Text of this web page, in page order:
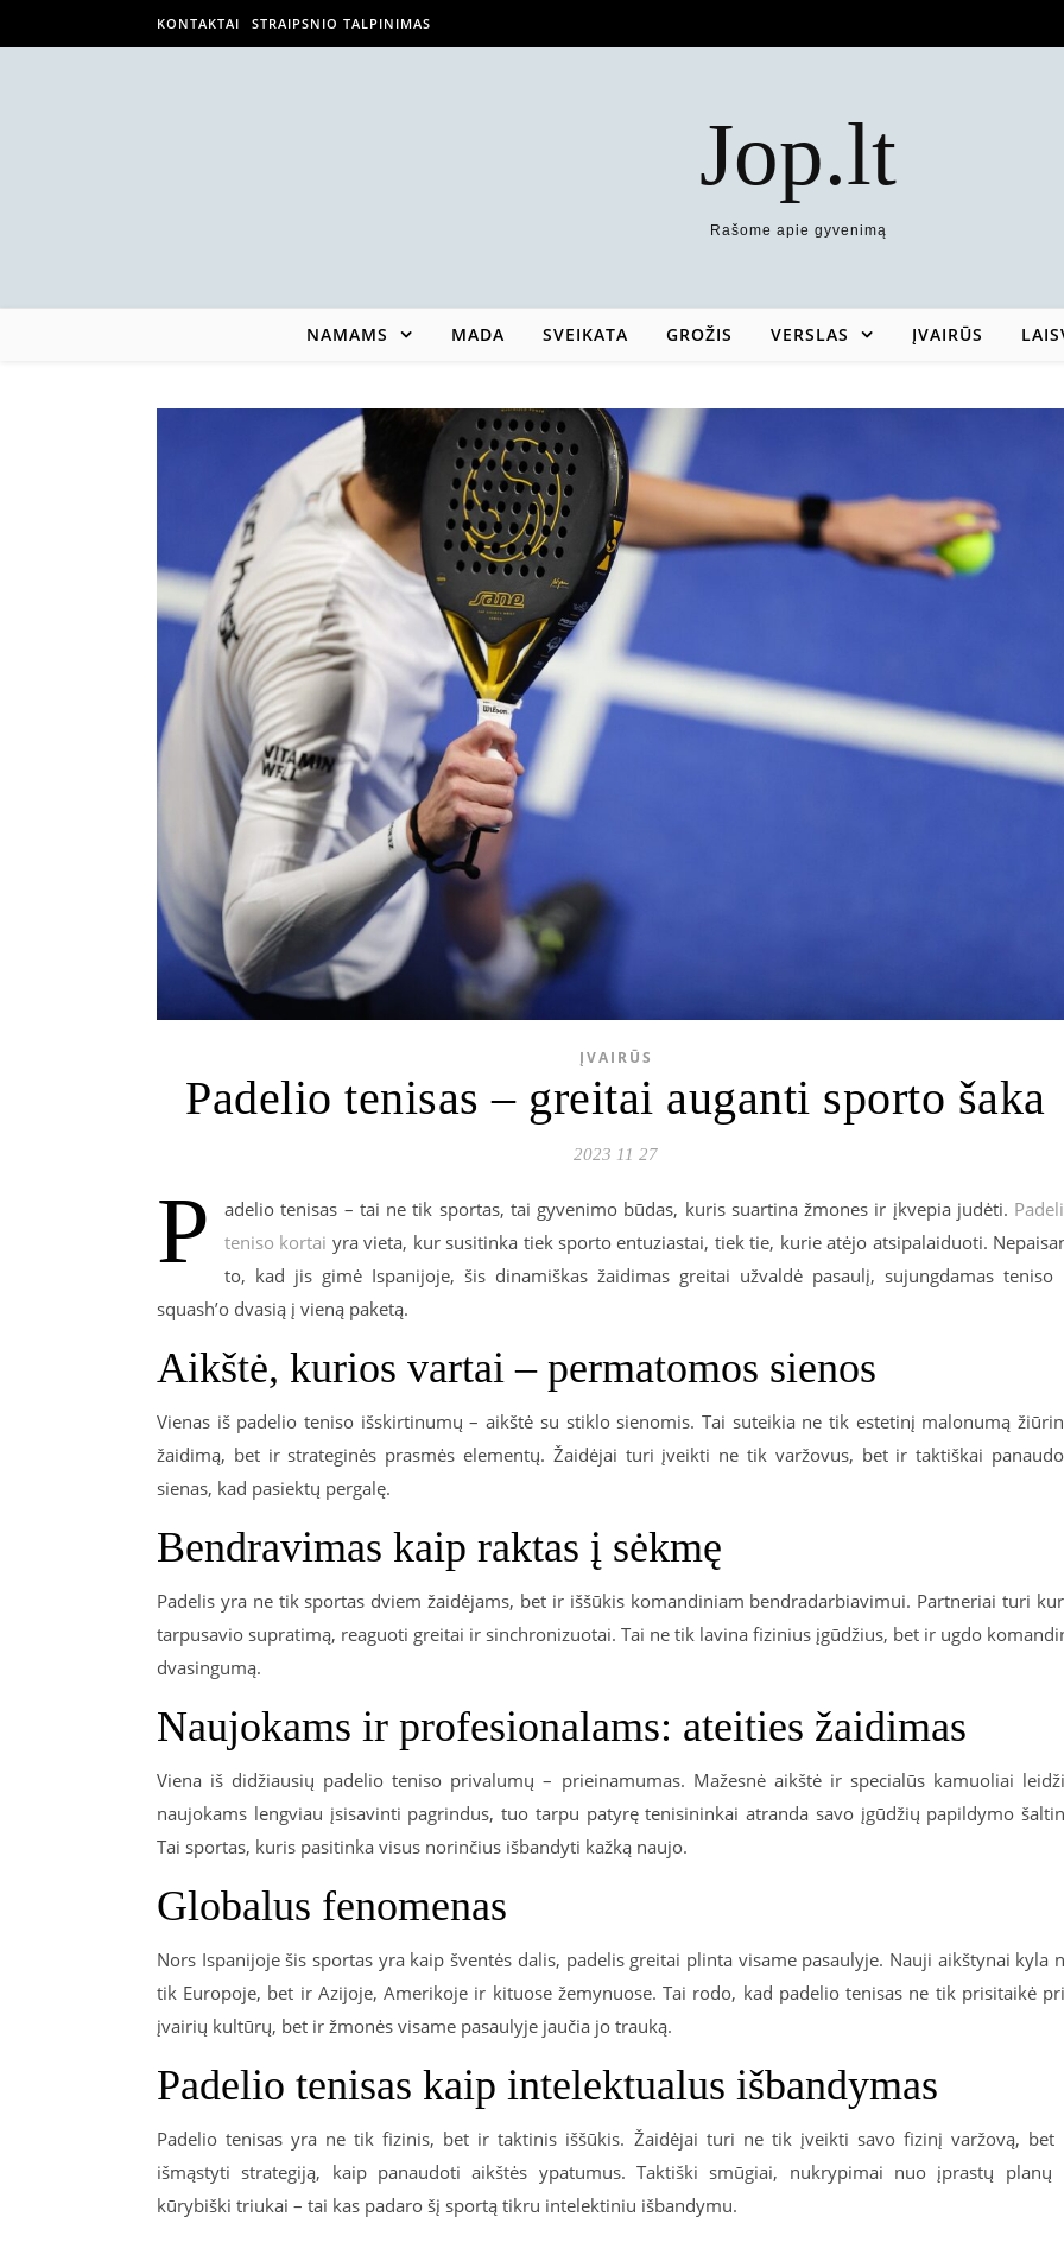
KONTAKTAI STRAIPSNIO TALPINIMAS
Jop.lt
Rašome apie gyvenimą
NAMAMS MADA SVEIKATA GROŽIS VERSLAS ĮVAIRŪS
ĮVAIRŪS
Padelio tenisas – greitai auganti sporto šaka
2023 11 27
P adelio tenisas – tai ne tik sportas, tai gyvenimo būdas, kuris suartina žmones ir įkvepia judėti.
teniso kortai yra vieta, kur susitinka tiek sporto entuziastai, tiek tie, kurie atėjo atsipalaiduoti.
to, kad jis gimė Ispanijoje, šis dinamiškas žaidimas greitai užvaldė pasaulį, sujungdamas teniso
squash’o dvasią į vieną paketą.
Aikštė, kurios vartai – permatomos sienos
Vienas iš padelio teniso išskirtinumų – aikštė su stiklo sienomis. Tai suteikia ne tik estetinį malonumą
žaidimą, bet ir strateginės prasmės elementų. Žaidėjai turi įveikti ne tik varžovus, bet ir taktiškai
sienas, kad pasiektų pergalę.
Bendravimas kaip raktas į sėkmę
Padelis yra ne tik sportas dviem žaidėjams, bet ir iššūkis komandiniam bendradarbiavimui. Partneriai turi
tarpusavio supratimą, reaguoti greitai ir sinchronizuotai. Tai ne tik lavina fizinius įgūdžius, bet ir ugdo
dvasingumą.
Naujokams ir profesionalams: ateities žaidimas
Viena iš didžiausių padelio teniso privalumų – prieinamumas. Mažesnė aikštė ir specialūs kamuoliai
naujokams lengviau įsisavinti pagrindus, tuo tarpu patyrę tenisininkai atranda savo įgūdžių papildymo
Tai sportas, kuris pasitinka visus norinčius išbandyti kažką naujo.
Globalus fenomenas
Nors Ispanijoje šis sportas yra kaip šventės dalis, padelis greitai plinta visame pasaulyje. Nauji aikštynai kyla
tik Europoje, bet ir Azijoje, Amerikoje ir kituose žemynuose. Tai rodo, kad padelio tenisas ne tik prisitaikė
įvairių kultūrų, bet ir žmonės visame pasaulyje jaučia jo trauką.
Padelio tenisas kaip intelektualus išbandymas
Padelio tenisas yra ne tik fizinis, bet ir taktinis iššūkis. Žaidėjai turi ne tik įveikti savo fizinį varžovą, bet
išmąstyti strategiją, kaip panaudoti aikštės ypatumus. Taktiški smūgiai, nukrypimai nuo įprastų planų
kūrybiški triukai – tai kas padaro šį sportą tikru intelektiniu išbandymu.